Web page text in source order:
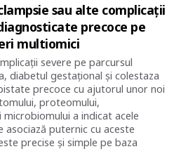
sau alte complicaţii
precoce pe
multiomici
severe pe parcursul
diabetul gestaţional şi colestaza
precoce cu ajutorul unor noi
proteomului,
a indicat acele
puternic cu aceste
precise şi simple pe baza